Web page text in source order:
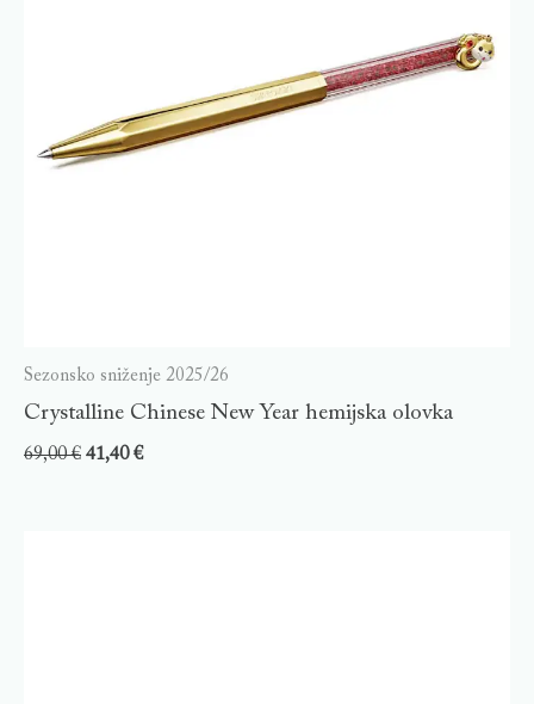
Sezonsko sniženje 2025/26
Crystalline Chinese New Year hemijska olovka
69,00€ 41,40€